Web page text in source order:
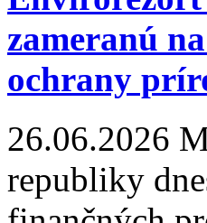
zameranú
ochrany
26.06.2026
republiky